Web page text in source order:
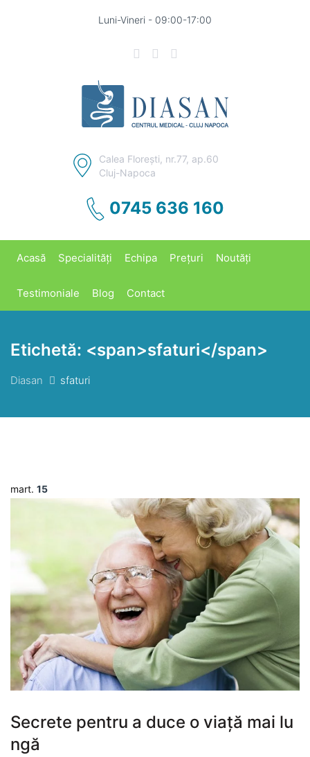
Luni-Vineri - 09:00-17:00
Calea Floreşti, nr.77, ap.60
Cluj-Napoca
0745 636 160
Acasă Specialități Echipa Prețuri Noutăți
Testimoniale Blog Contact
Etichetă: <span>sfaturi</span>
Diasan sfaturi
mart. 15
Secrete pentru a duce o viață mai lu
ngă